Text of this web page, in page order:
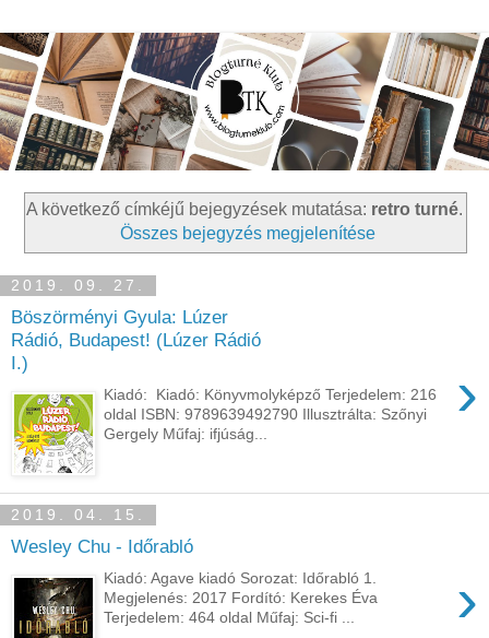
A következő címkéjű bejegyzések mutatása: retro turné.
Összes bejegyzés megjelenítése
2019. 09. 27.
Böszörményi Gyula: Lúzer ​
Rádió, Budapest! (Lúzer Rádió
I.)
›
Kiadó: Kiadó: Könyvmolyképző Terjedelem: 216
oldal ISBN: 9789639492790 Illusztrálta: Szőnyi
Gergely Műfaj: ifjúság...
2019. 04. 15.
Wesley Chu - Időrabló
›
Kiadó: Agave kiadó Sorozat: Időrabló 1.
Megjelenés: 2017 Fordító: Kerekes Éva
Terjedelem: 464 oldal Műfaj: Sci-fi ...